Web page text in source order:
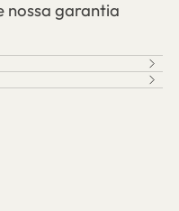
nossa garantia